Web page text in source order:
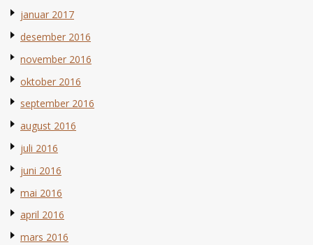
januar 2017
desember 2016
november 2016
oktober 2016
september 2016
august 2016
juli 2016
juni 2016
mai 2016
april 2016
mars 2016